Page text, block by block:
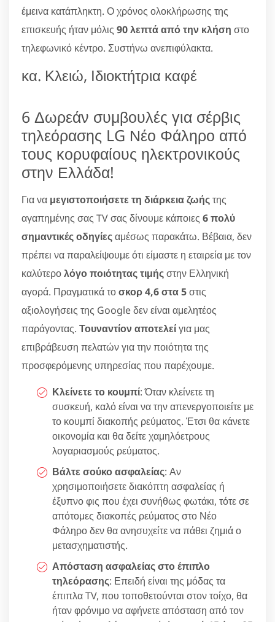
έμεινα κατάπληκτη. Ο χρόνος ολοκλήρωσης της
επισκευής ήταν μόλις 90 λεπτά από την κλήση στο
τηλεφωνικό κέντρο. Συστήνω ανεπιφύλακτα.
κα. Κλειώ, Ιδιοκτήτρια καφέ
6 Δωρεάν συμβουλές για σέρβις
τηλεόρασης LG Νέο Φάληρο από
τους κορυφαίους ηλεκτρονικούς
στην Ελλάδα!
Για να μεγιστοποιήσετε τη διάρκεια ζωήςτης
αγαπημένης σας TV σας δίνουμε κάποιες 6 πολύ
σημαντικές οδηγίεςαμέσως παρακάτω. Βέβαια, δεν
πρέπει να παραλείψουμε ότι είμαστε η εταιρεία με τον
καλύτερολόγο ποιότητας τιμήςστην Ελληνική
αγορά. Πραγματικά τοσκορ 4,6 στα 5στις
αξιολογήσεις της Google δεν είναι αμελητέος
παράγοντας. Τουναντίον αποτελείγια μας
επιβράβευση πελατών για την ποιότητα της
προσφερόμενης υπηρεσίας που παρέχουμε.
Κλείνετε το κουμπί: Όταν κλείνετε τη
συσκευή, καλό είναι να την απενεργοποιείτε με
το κουμπί διακοπής ρεύματος. Έτσι θα κάνετε
οικονομία και θα δείτε χαμηλόετρους
λογαριασμούς ρεύματος.
Βάλτε σούκο ασφαλείας: Αν
χρησιμοποιήσετε διακόπτη ασφαλείας ή
έξυπνο φις που έχει συνήθως φωτάκι, τότε σε
απότομες διακοπές ρεύματος στο Νέο
Φάληρο δεν θα ανησυχείτε να πάθει ζημιά ο
μετασχηματιστής.
Απόσταση ασφαλείας στο έπιπλο
τηλεόρασης: Επειδή είναι της μόδας τα
έπιπλα TV, που τοποθετούνται στον τοίχο, θα
ήταν φρόνιμο να αφήνετε απόσταση από τον